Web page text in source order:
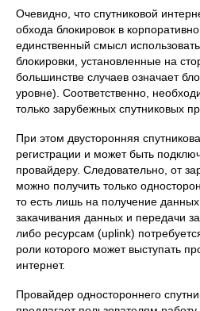
Очевидно, что спутниковой
обхода блокировок в
единственный смысл
блокировки, установленные на
большинстве случаев означает
уровне). Соответственно,
только зарубежных спутниковых
При этом двусторонняя
регистрации и может быть
провайдеру. Следовательно, от
можно получить только
то есть лишь на получение
закачивания данных и передачи
либо ресурсам (uplink)
роли которого может выступать
интернет.
Провайдер одностороннего